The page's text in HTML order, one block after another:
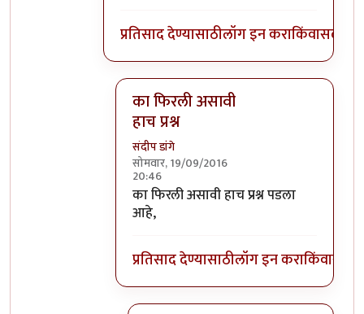
प्रतिसाद देण्यासाठीलॉग इन कराकिंवासदस्य
का फिरली असावी
हाच प्रश्न
संदीप डांगे
सोमवार, 19/09/2016
20:46
In reply toकुरापतbyप्रदीप
का फिरली असावी हाच प्रश्न पडला
आहे,
प्रतिसाद देण्यासाठीलॉग इन कराकिंवा